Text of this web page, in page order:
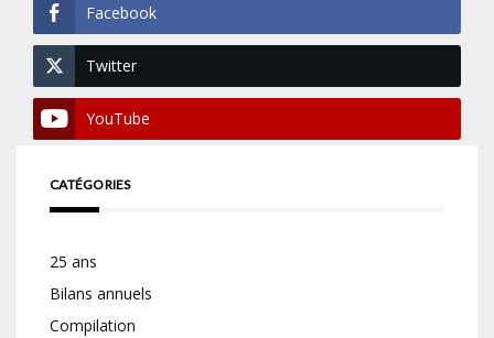
Facebook
Twitter
YouTube
CATÉGORIES
25 ans
Bilans annuels
Compilation